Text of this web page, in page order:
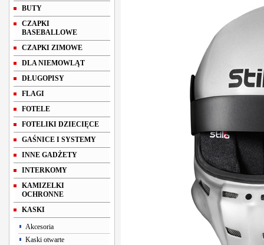
BUTY
CZAPKI
BASEBALLOWE
CZAPKI ZIMOWE
DLA NIEMOWLĄT
DŁUGOPISY
FLAGI
FOTELE
FOTELIKI DZIECIĘCE
GAŚNICE I SYSTEMY
INNE GADŻETY
INTERKOMY
KAMIZELKI
OCHRONNE
KASKI
Akcesoria
Kaski otwarte